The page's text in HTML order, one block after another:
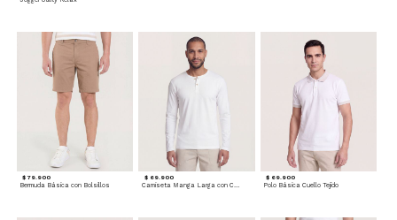
$ 79.900
Bermuda Básica con Bolsillos
$ 69.900 $ 69.900
Polo Básica Cuello Tejido